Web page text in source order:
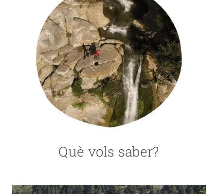
Què vols saber?